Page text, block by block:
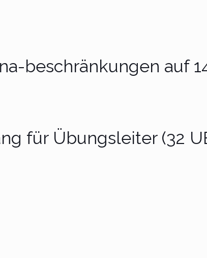
beschränkungen auf
für Übungsleiter (32